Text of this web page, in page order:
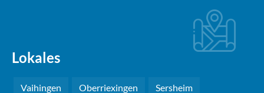
Lokales
Vaihingen Oberriexingen Sersheim